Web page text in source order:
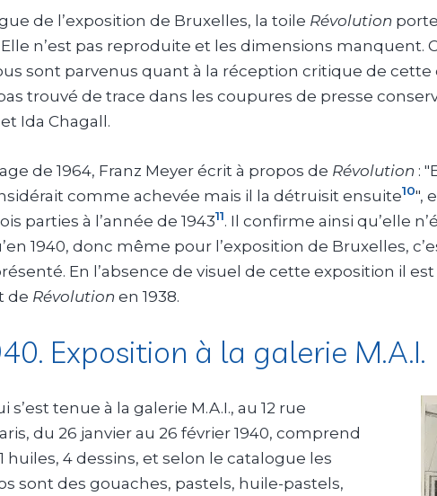
de l’exposition de Bruxelles, la toile Révolution
Elle n’est pas reproduite et les dimensions manquent.
sont parvenus quant à la réception critique de
trouvé de trace dans les coupures de presse
Ida Chagall.
de 1964, Franz Meyer écrit à propos de Révolution :
comme achevée mais il la détruisit ensuite10",
parties à l’année de 194311. Il confirme ainsi qu’elle
1940, donc même pour l’exposition de Bruxelles,
En l’absence de visuel de cette exposition il
de Révolution en 1938.
Exposition à la galerie M.A.I.
s’est tenue à la galerie M.A.I., au 12 rue
du 26 janvier au 26 février 1940, comprend
huiles, 4 dessins, et selon le catalogue les
sont des gouaches, pastels, huile-pastels,